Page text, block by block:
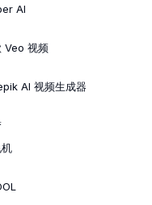
AI
Veo 视频
AI 视频生成器